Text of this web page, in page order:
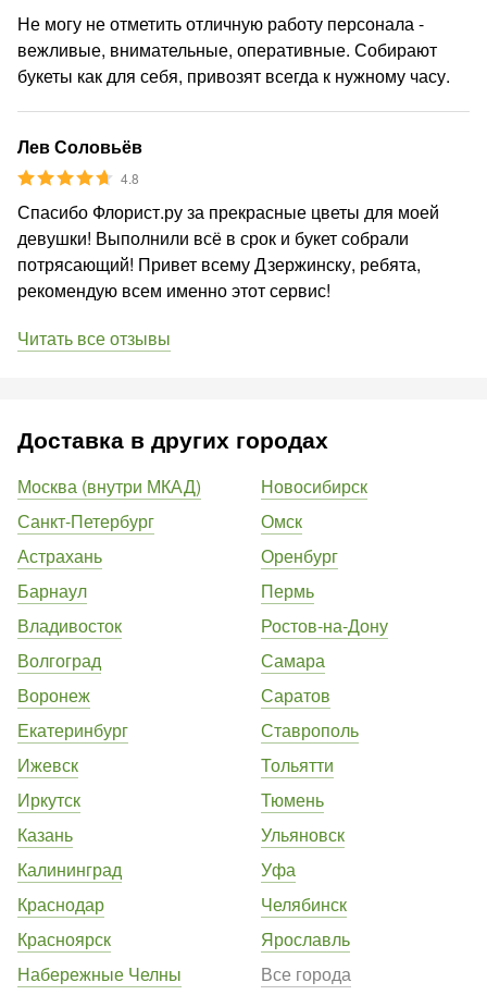
Не могу не отметить отличную работу персонала -
вежливые, внимательные, оперативные. Собирают
букеты как для себя, привозят всегда к нужному часу.
Лев Соловьёв
4.8
Спасибо Флорист.ру за прекрасные цветы для моей
девушки! Выполнили всё в срок и букет собрали
потрясающий! Привет всему Дзержинску, ребята,
рекомендую всем именно этот сервис!
Читать все отзывы
Доставка в других городах
Москва (внутри МКАД)
Санкт-Петербург
Астрахань
Барнаул
Владивосток
Волгоград
Воронеж
Екатеринбург
Ижевск
Иркутск
Казань
Калининград
Краснодар
Красноярск
Набережные Челны
Новосибирск
Омск
Оренбург
Пермь
Ростов-на-Дону
Самара
Саратов
Ставрополь
Тольятти
Тюмень
Ульяновск
Уфа
Челябинск
Ярославль
Все города